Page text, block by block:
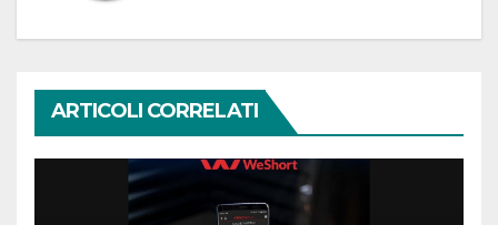
ARTICOLI CORRELATI